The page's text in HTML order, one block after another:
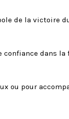
de la victoire
dans la
ou pour